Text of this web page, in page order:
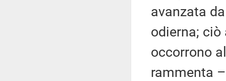
avanzata
odierna;
occorrono
rammenta